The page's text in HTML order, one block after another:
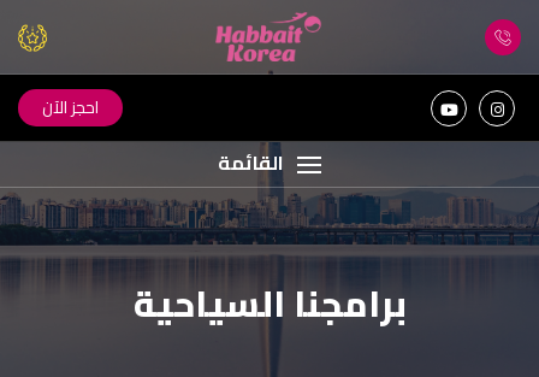
احجز الآن
القائمة
برامجنا السياحية